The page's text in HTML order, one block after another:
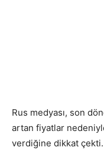
Rus medyası, son
artan fiyatlar
verdiğine dikkat çekti.